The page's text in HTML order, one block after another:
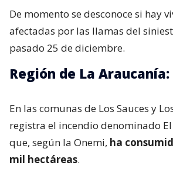
De momento se desconoce si hay
afectadas por las llamas del
pasado 25 de diciembre.
Región de La Araucanía:
En las comunas de Los Sauces y
registra el incendio denominado
que, según la Onemi, ha
mil hectáreas.